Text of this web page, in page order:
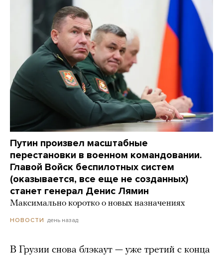
Путин произвел масштабные
перестановки в военном командовании.
Главой Войск беспилотных систем
(оказывается, все еще не созданных)
станет генерал Денис Лямин
Максимально коротко о новых назначениях
НОВОСТИ день назад
В Грузии снова блэкаут — уже третий с конца